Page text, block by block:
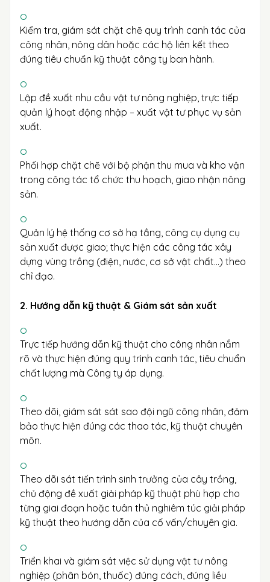
Kiểm tra, giám sát chặt chẽ quy trình canh tác của
công nhân, nông dân hoặc các hộ liên kết theo
đúng tiêu chuẩn kỹ thuật công ty ban hành.
Lập đề xuất nhu cầu vật tư nông nghiệp, trực tiếp
quản lý hoạt động nhập – xuất vật tư phục vụ sản
xuất.
Phối hợp chặt chẽ với bộ phận thu mua và kho vận
trong công tác tổ chức thu hoạch, giao nhận nông
sản.
Quản lý hệ thống cơ sở hạ tầng, công cụ dụng cụ
sản xuất được giao; thực hiện các công tác xây
dựng vùng trồng (điện, nước, cơ sở vật chất…) theo
chỉ đạo.
2. Hướng dẫn kỹ thuật & Giám sát sản xuất
Trực tiếp hướng dẫn kỹ thuật cho công nhân nắm
rõ và thực hiện đúng quy trình canh tác, tiêu chuẩn
chất lượng mà Công ty áp dụng.
Theo dõi, giám sát sát sao đội ngũ công nhân, đảm
bảo thực hiện đúng các thao tác, kỹ thuật chuyên
môn.
Theo dõi sát tiến trình sinh trưởng của cây trồng,
chủ động đề xuất giải pháp kỹ thuật phù hợp cho
từng giai đoạn hoặc tuân thủ nghiêm túc giải pháp
kỹ thuật theo hướng dẫn của cố vấn/chuyên gia.
Triển khai và giám sát việc sử dụng vật tư nông
nghiệp (phân bón, thuốc) đúng cách, đúng liều